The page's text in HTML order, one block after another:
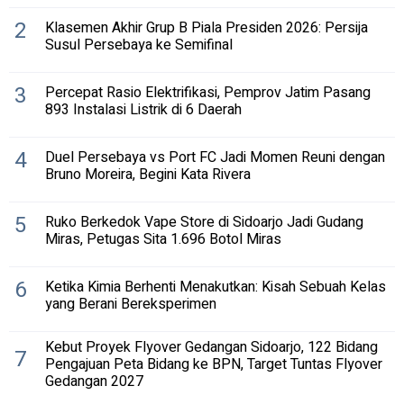
2 Klasemen Akhir Grup B Piala Presiden 2026: Persija
Susul Persebaya ke Semifinal
3 Percepat Rasio Elektrifikasi, Pemprov Jatim Pasang
893 Instalasi Listrik di 6 Daerah
4 Duel Persebaya vs Port FC Jadi Momen Reuni dengan
Bruno Moreira, Begini Kata Rivera
5 Ruko Berkedok Vape Store di Sidoarjo Jadi Gudang
Miras, Petugas Sita 1.696 Botol Miras
6 Ketika Kimia Berhenti Menakutkan: Kisah Sebuah Kelas
yang Berani Bereksperimen
7 Kebut Proyek Flyover Gedangan Sidoarjo, 122 Bidang
Pengajuan Peta Bidang ke BPN, Target Tuntas Flyover
Gedangan 2027